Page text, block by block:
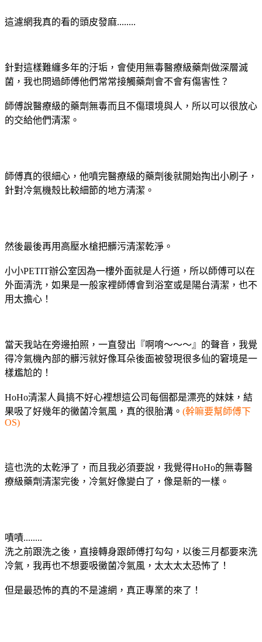
這濾網我真的看的頭皮發麻........
針對這樣難纏多年的汙垢，會使用無毒醫療級藥劑做深層滅
菌，我也問過師傅他們常常接觸藥劑會不會有傷害性？
師傅說醫療級的藥劑無毒而且不傷環境與人，所以可以很放心
的交給他們清潔。
師傅真的很細心，他噴完醫療級的藥劑後就開始掏出小刷子，
針對冷氣機殼比較細節的地方清潔。
然後最後再用高壓水槍把髒污清潔乾淨。
小小PETIT辦公室因為一樓外面就是人行道，所以師傅可以在
外面清洗，如果是一般家裡師傅會到浴室或是陽台清潔，也不
用太擔心！
當天我站在旁邊拍照，一直發出『啊唷～～～』的聲音，我覺
得冷氣機內部的髒污就好像耳朵後面被發現很多仙的窘境是一
樣尷尬的！
HoHo清潔人員搞不好心裡想這公司每個都是漂亮的妹妹，結
果吸了好幾年的黴菌冷氣風，真的很胎溝。 (幹嘛要幫師傅下
OS)
這也洗的太乾淨了，而且我必須要說，我覺得HoHo的無毒醫
療級藥劑清潔完後，冷氣好像變白了，像是新的一樣。
嘖嘖........
洗之前跟洗之後，直接轉身跟師傅打勾勾，以後三月都要來洗
冷氣，我再也不想要吸黴菌冷氣風，太太太太恐怖了！
但是最恐怖的真的不是濾網，真正專業的來了！